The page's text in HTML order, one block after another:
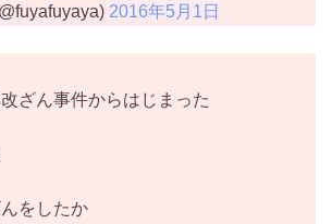
2016年5月1日
ざん事件からはじまった
をしたか